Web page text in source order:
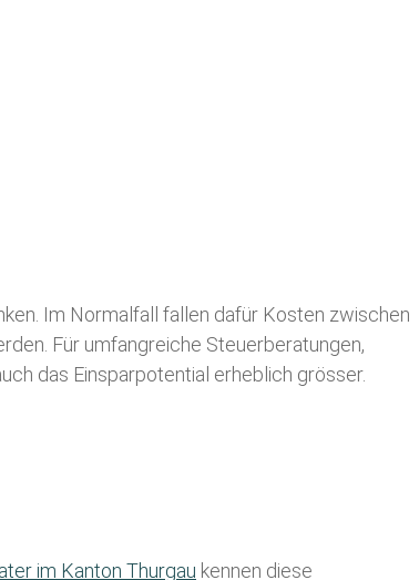
Im Normalfall fallen dafür Kosten zwischen
Für umfangreiche Steuerberatungen,
das Einsparpotential erheblich grösser.
im K anton Thurgau kennen diese